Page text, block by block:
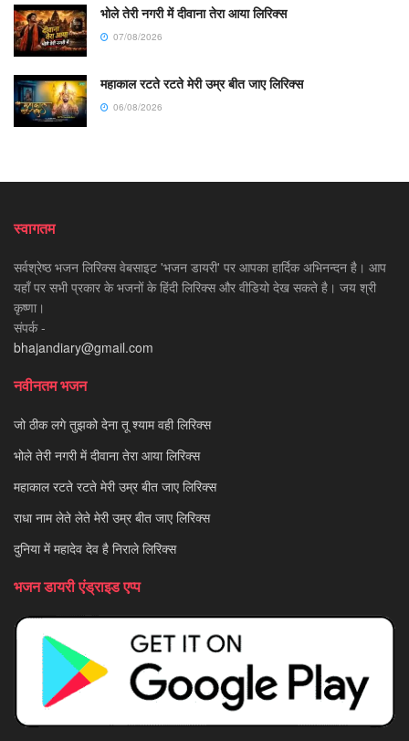
भोले तेरी नगरी में दीवाना तेरा आया लिरिक्स
07/08/2026
महाकाल रटते रटते मेरी उम्र बीत जाए लिरिक्स
06/08/2026
स्वागतम
सर्वश्रेष्ठ भजन लिरिक्स वेबसाइट 'भजन डायरी' पर आपका हार्दिक अभिनन्दन है। आप
यहाँ पर सभी प्रकार के भजनों के हिंदी लिरिक्स और वीडियो देख सकते है। जय श्री
कृष्णा।
संपर्क -
bhajandiary@gmail.com
नवीनतम भजन
जो ठीक लगे तुझको देना तू श्याम वही लिरिक्स
भोले तेरी नगरी में दीवाना तेरा आया लिरिक्स
महाकाल रटते रटते मेरी उम्र बीत जाए लिरिक्स
राधा नाम लेते लेते मेरी उम्र बीत जाए लिरिक्स
दुनिया में महादेव देव है निराले लिरिक्स
भजन डायरी एंड्राइड एप्प